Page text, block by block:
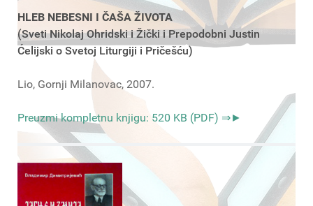
HLEB NEBESNI I ČAŠA ŽIVOTA
(Sveti Nikolaj Ohridski i Žički i Prepodobni Justin
Ćelijski o Svetoj Liturgiji i Pričešću)
Lio, Gornji Milanovac, 2007.
Preuzmi kompletnu knjigu: 520 KB (PDF) ⇒►